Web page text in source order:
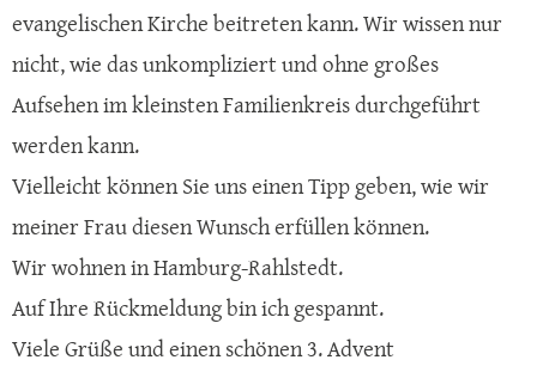
evangelischen Kirche beitreten kann. Wir wissen nur
nicht, wie das unkompliziert und ohne großes
Aufsehen im kleinsten Familienkreis durchgeführt
werden kann.
Vielleicht können Sie uns einen Tipp geben, wie wir
meiner Frau diesen Wunsch erfüllen können.
Wir wohnen in Hamburg-Rahlstedt.
Auf Ihre Rückmeldung bin ich gespannt.
Viele Grüße und einen schönen 3. Advent